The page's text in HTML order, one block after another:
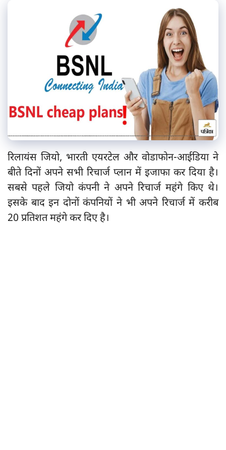
रिलायंस जियो, भारती एयरटेल और वोडाफोन-आईडिया ने
बीते दिनों अपने सभी रिचार्ज प्लान में इजाफा कर दिया है।
सबसे पहले जियो कंपनी ने अपने रिचार्ज महंगे किए थे।
इसके बाद इन दोनों कंपनियों ने भी अपने रिचार्ज में करीब
20 प्रतिशत महंगे कर दिए है।